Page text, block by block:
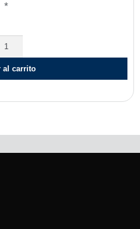
*
al carrito